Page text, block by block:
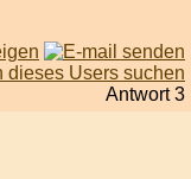
Antwort 3